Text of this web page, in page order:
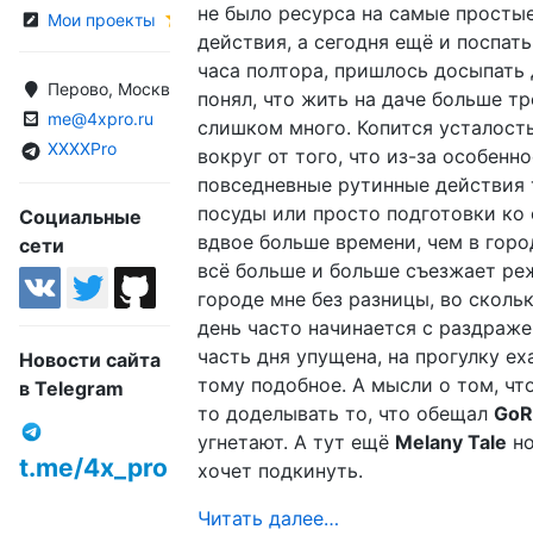
Мои проекты
Перово, Москва, Россия
me@4xpro.ru
XXXXPro
Социальные
сети
Новости сайта
в Telegram
t.me/4x_pro
не было ресурса на самые
действия, а сегодня ещё и
часа полтора, пришлось
понял, что жить на даче больше
слишком много. Копится
вокруг от того, что из-за
повседневные рутинные
посуды или просто подготовки ко
вдвое больше времени, чем в
всё больше и больше съезжает
городе мне без разницы, во
день часто начинается с
часть дня упущена, на прогулку
тому подобное. А мысли о том,
то доделывать то, что обещал
угнетают. А тут ещё Melany Tale
хочет подкинуть.
Читать далее…